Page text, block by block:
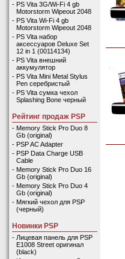
- PS Vita 3G/Wi-Fi 4 gb
Motorstorm Wipeout 2048
- PS Vita Wi-Fi 4 gb
Motorstorm Wipeout 2048
- PS Vita набор
аксессуаров Deluxe Set
12 in 1 (00114134)
- PS Vita внешний
аккумулятор
- PS Vita Mini Metal Stylus
Pen серебристый
- PS Vita сумка чехол
Splashing Bone черный
Рейтинг продаж PSP
- Memory Stick Pro Duo 8
Gb (original)
- PSP AC Adapter
- PSP Data Charge USB
Cable
- Memory Stick Pro Duo 16
Gb (original)
- Memory Stick Pro Duo 4
Gb (original)
- Мягкий чехол для PSP
(черный)
Новинки PSP
- Лицевая панель для PSP
E1008 Street оригинал
(black)